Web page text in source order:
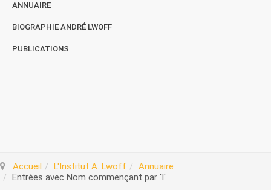
ANNUAIRE
BIOGRAPHIE ANDRÉ LWOFF
PUBLICATIONS
Accueil L'Institut A. Lwoff
Annuaire
Entrées avec Nom commençant par 'I'